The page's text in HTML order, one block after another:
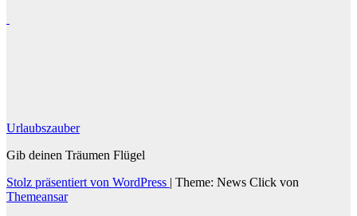
Urlaubszauber
Gib deinen Träumen Flügel
Stolz präsentiert von WordPress | Theme: News Click von
Themeansar